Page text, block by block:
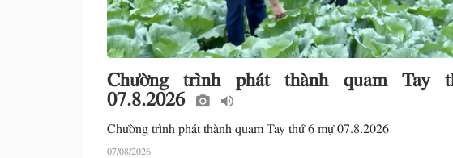
Chường trình phát thành quam Tay
07.8.2026
Chường trình phát thành quam Tay thứ 6 mự 07.8.2026
07/08/2026